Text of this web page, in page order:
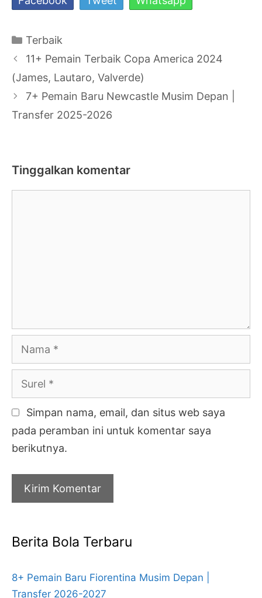
Kategori
Terbaik
Navigasi
Tulisan
11+ Pemain Terbaik Copa America 2024
(James, Lautaro, Valverde)
7+ Pemain Baru Newcastle Musim Depan |
Transfer 2025-2026
Tinggalkan komentar
Nama
Surel
Simpan nama, email, dan situs web saya
pada peramban ini untuk komentar saya
berikutnya.
Berita Bola Terbaru
8+ Pemain Baru Fiorentina Musim Depan |
Transfer 2026-2027